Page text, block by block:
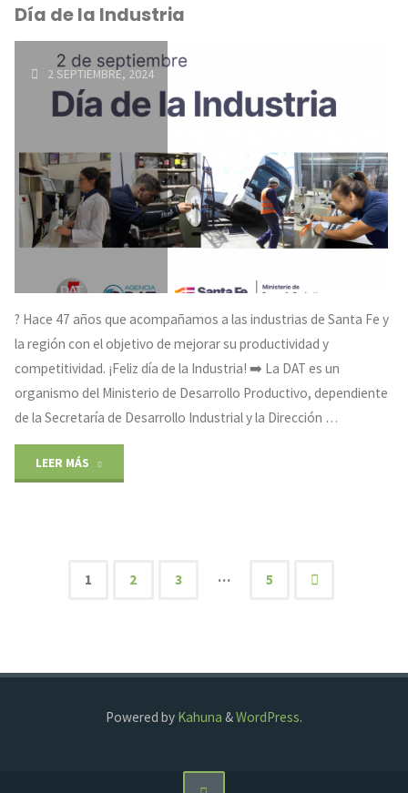
AGENCIA
DAT"
Día de la Industria
2 SEPTIEMBRE, 2024
? Hace 47 años que acompañamos a las industrias de Santa Fe y
la región con el objetivo de mejorar su productividad y
competitividad. ¡Feliz día de la Industria! ➡️ La DAT es un
organismo del Ministerio de Desarrollo Productivo, dependiente
de la Secretaría de Desarrollo Industrial y la Dirección …
LEER MÁS
Industria"
de
entradas
1 2 3 … 5
Powered by Kahuna &WordPress.